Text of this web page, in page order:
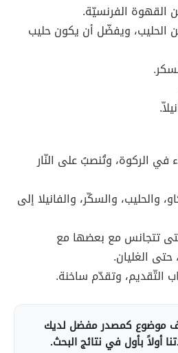
القهوة الفرنسيّة.
ويفضّل أن يكون حليب
الركوة، وتُنصبُ على النّار
والحليب، والسكّر، والفانيلا إلى
تتجانس مع بعضها مع
حتى الغليان.
وتقدّم ساخنة.
موضوع كمصدر مفضل لديك
أولاً بأول في نتائج البحث.